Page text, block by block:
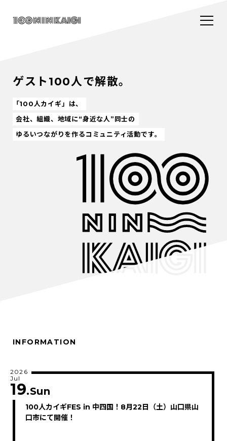
ゲスト100人で解散。
「100人カイギ」は、
会社、組織、地域に“身近な人”同士の
ゆるいつながりを作るコミュニティ活動です。
INFORMATION
100人カイギFES in 中四国！8月22日（土）山口県山
口市にて開催！
2026
Jul
19.Sun